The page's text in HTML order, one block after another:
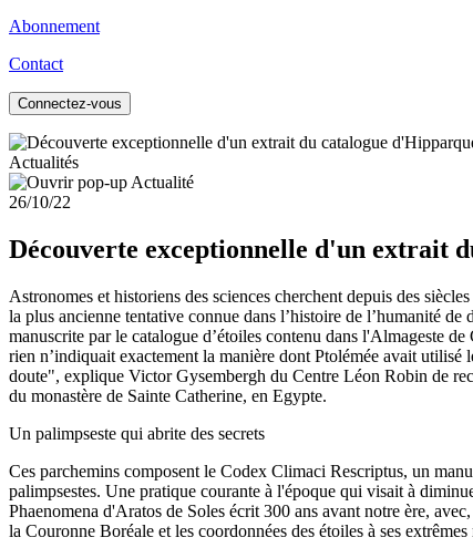
Abonnement
Contact
Connectez-vous
Actualités
26/10/22
Découverte exceptionnelle d'un extrait
Astronomes et historiens des sciences cherchent depuis des
la plus ancienne tentative connue dans l’histoire de l’humanité
manuscrite par le catalogue d’étoiles contenu dans l'Almageste
rien n’indiquait exactement la manière dont Ptolémée avait
doute", explique Victor Gysembergh du Centre Léon Robin de
du monastère de Sainte Catherine, en Egypte.
Un palimpseste qui abrite des secrets
Ces parchemins composent le Codex Climaci Rescriptus, un
palimpsestes. Une pratique courante à l'époque qui visait à
Phaenomena d'Aratos de Soles écrit 300 ans avant notre ère,
la Couronne Boréale et les coordonnées des étoiles à ses